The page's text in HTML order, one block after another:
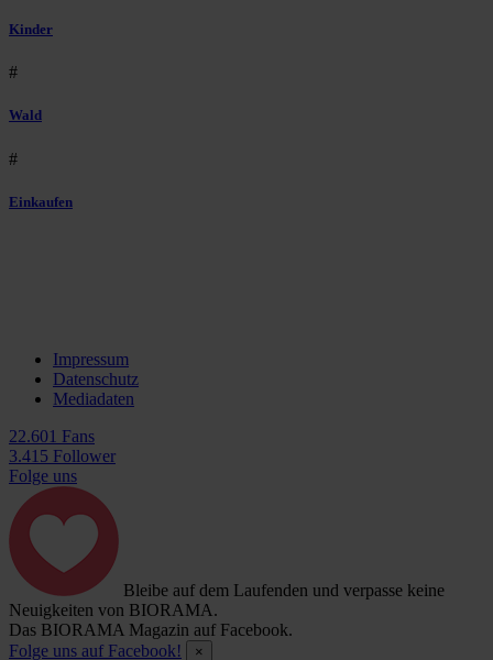
Kinder
#
Wald
#
Einkaufen
Impressum
Datenschutz
Mediadaten
22.601 Fans
3.415 Follower
Folge uns
Bleibe auf dem Laufenden und verpasse keine
Neuigkeiten von BIORAMA.
Das BIORAMA Magazin auf Facebook.
Folge uns auf Facebook!
×